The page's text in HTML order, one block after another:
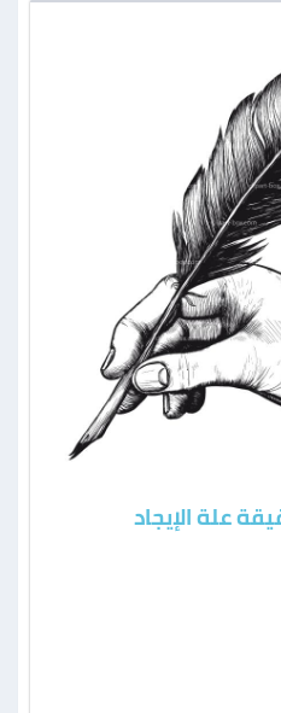
علة الإيجاد